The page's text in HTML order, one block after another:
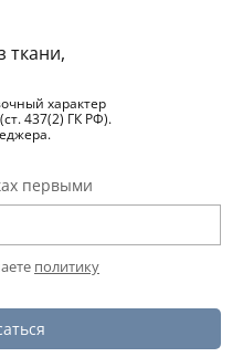
ткани,
характер
437(2) ГК РФ).
первыми
политику